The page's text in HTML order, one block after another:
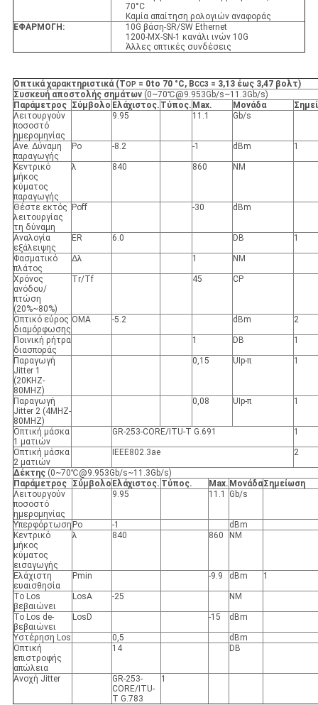
70°C
Καμία απαίτηση ρολογιών αναφοράς
ΕΦΑΡΜΟΓΗ:
10G βάση-SR/SW Ethernet
1200-MX-SN-1 κανάλι ινών 10G
Άλλες οπτικές συνδέσεις
Οπτικά χαρακτηριστικά (ΤOP = 0to 70 °C, ΒCC3 = 3,13 έως 3,47 βολτ)
Συσκευή αποστολής σημάτων(0~70℃@9.953Gb/s~11.3Gb/s)
Παράμετρος Σύμβολο Ελάχιστος. Τύπος. Max. Μονάδα
Λειτουργούν
ποσοστό
ημερομηνίας
9.95 11.1 Gb/s
Ave. Δύναμη
παραγωγής
Po -8.2 -1 dBm 1
Κεντρικό
μήκος
κύματος
παραγωγής
λ 840 860 NM
Θέστε εκτός
λειτουργίας
τη δύναμη
Poff -30 dBm
Αναλογία
εξάλειψης
ER 6.0 DB 1
Φασματικό
πλάτος
Δλ 1 NM
Χρόνος
ανόδου/
πτώση
(20%~80%)
Tr/Tf 45 CP
Οπτικό εύρος
διαμόρφωσης
OMA -5.2 dBm 2
Ποινική ρήτρα
διασποράς
1 DB 1
Παραγωγή
Jitter 1
(20KHZ-
80MHZ)
0,15 UIp-π 1
Παραγωγή
Jitter 2 (4MHZ-
80MHZ)
0,08 UIp-π 1
Οπτική μάσκα
1 ματιών
GR-253-CORE/ITU-Τ G.691 1
Οπτική μάσκα
2 ματιών
IEEE802.3ae 2
Δέκτης(0~70℃@9.953Gb/s~11.3Gb/s)
Παράμετρος
Σύμβολο Ελάχιστος. Τύπος. Max. ΜονάδαΣημείωση
Λειτουργούν
ποσοστό
ημερομηνίας
9.95 11.1 Gb/s
Υπερφόρτωση Po -1
dBm
Κεντρικό
μήκος
κύματος
εισαγωγής
λ 840 860 NM
Ελάχιστη
ευαισθησία
Pmin -9.9 dBm 1
Το Los
βεβαιώνει
LosA -25 NM
Το Los de-
βεβαιώνει
LosD -15 dBm
Υστέρηση Los 0,5
dBm
Οπτική
επιστροφής
απώλεια
14 DB
Ανοχή Jitter
GR-253-
CORE/ITU-
Τ G.783
1